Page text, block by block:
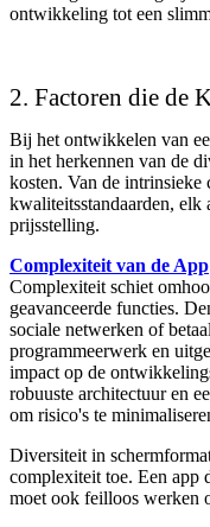
ontwikkeling tot een
2. Factoren die de
Bij het ontwikkelen van
in het herkennen van de
kosten. Van de
kwaliteitsstandaarden, elk
prijsstelling.
Complexiteit van de App
Complexiteit schiet
geavanceerde functies.
sociale netwerken of
programmeerwerk en
impact op de
robuuste architectuur en
om risico's te
Diversiteit in
complexiteit toe. Een app
moet ook feilloos werken